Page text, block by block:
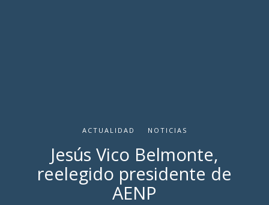
ACTUALIDAD NOTICIAS
Jesús Vico Belmonte,
reelegido presidente de
AENP